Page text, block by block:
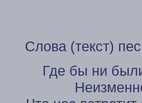
Слова (текст)
Где бы ни